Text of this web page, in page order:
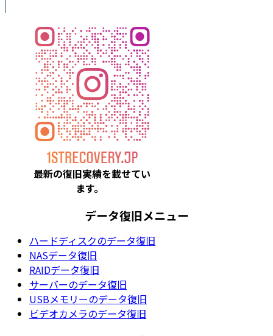
最新の復旧実績を載せてい
ます。
データ復旧メニュー
ハードディスクのデータ復旧
NASデータ復旧
RAIDデータ復旧
サーバーのデータ復旧
USBメモリーのデータ復旧
ビデオカメラのデータ復旧